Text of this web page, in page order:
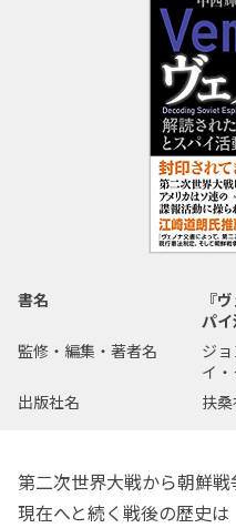
書名
『
パイ
監修・編集・著者名
ジ
イ
出版社名
扶桑
第二次世界大戦から朝鮮戦
現在へと続く戦後の歴史